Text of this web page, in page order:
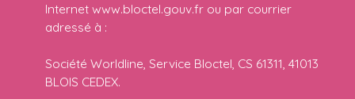
Internet www.bloctel.gouv.fr ou par courrier
adressé à :
Société Worldline, Service Bloctel, CS 61311, 41013
BLOIS CEDEX.